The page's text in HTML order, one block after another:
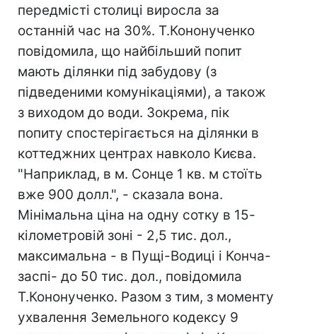
передмісті столиці виросла за
останній час на 30%. Т.Кононученко
повідомила, що найбільший попит
мають ділянки під забудову (з
підведеними комунікаціями), а також
з виходом до води. Зокрема, пік
попиту спостерігається на ділянки в
коттеджних центрах навколо Києва.
"Наприклад, в м. Сонце 1 кв. м стоїть
вже 900 долл.", - сказала вона.
Мінімальна ціна на одну сотку в 15-
кілометровій зоні - 2,5 тис. дол.,
максимальна - в Пущі-Водиці і Конча-
заспі- до 50 тис. дол., повідомила
Т.Кононученко. Разом з тим, з моменту
ухвалення Земельного кодексу 9